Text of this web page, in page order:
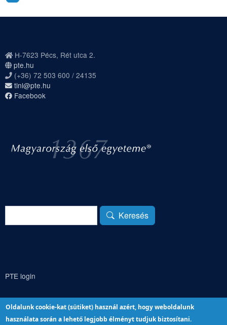
H-7623 Pécs, Rét utca 2.
pte.hu
(+36) 72 503 600 / 24135
tinl@pte.hu
Facebook
Keresés
PTE login
Oldalunk cookie-kat (sütiket) használ azért, hogy weboldalunk
használata során a lehető legjobb élményt tudjuk biztosítani.